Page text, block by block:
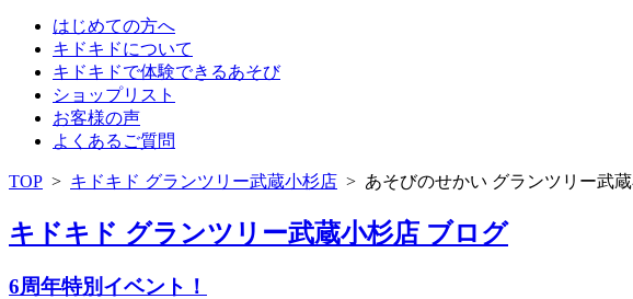
はじめての方へ
キドキドについて
キドキドで体験できるあそび
ショップリスト
お客様の声
よくあるご質問
TOP > キドキド グランツリー武蔵小杉店 > あそびのせかい グランツリー武
キドキド グランツリー武蔵小杉店 ブログ
6周年特別イベント！